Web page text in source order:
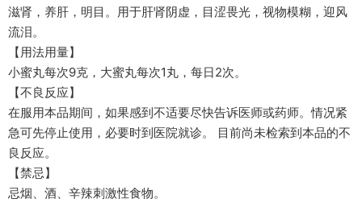
滋肾，养肝，明目。用于肝肾阴虚，目涩畏光，视物模糊，迎风
流泪。
【用法用量】
小蜜丸每次9克，大蜜丸每次1丸，每日2次。
【不良反应】
在服用本品期间，如果感到不适要尽快告诉医师或药师。情况紧
急可先停止使用，必要时到医院就诊。 目前尚未检索到本品的不
良反应。
【禁忌】
忌烟、酒、辛辣刺激性食物。